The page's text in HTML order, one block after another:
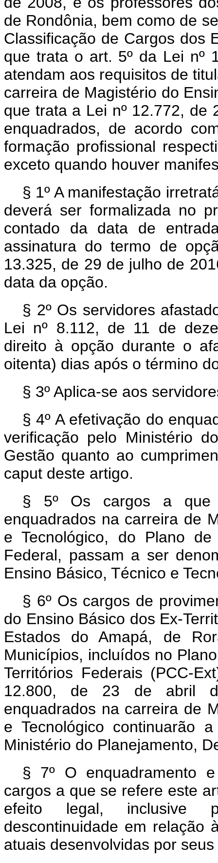
de Rondônia, bem como de
Classificação de Cargos dos
que trata o art. 5º da Lei nº
atendam aos requisitos de
carreira de Magistério do
que trata a Lei nº 12.772, de
enquadrados, de acordo
formação profissional
exceto quando houver
§ 1º A manifestação
deverá ser formalizada no
contado da data de
assinatura do termo de
13.325, de 29 de julho de
data da opção.
§ 2º Os servidores
Lei nº 8.112, de 11 de
direito à opção durante o
oitenta) dias após o término
§ 3º Aplica-se aos
§ 4º A efetivação do
verificação pelo Ministério
Gestão quanto ao
caput deste artigo.
§ 5º Os cargos a
enquadrados na carreira de
e Tecnológico, do Plano
Federal, passam a ser
Ensino Básico, Técnico e
§ 6º Os cargos de
do Ensino Básico dos Ex-
Estados do Amapá, de
Municípios, incluídos no
Territórios Federais (PCC-
12.800, de 23 de abril
enquadrados na carreira de
e Tecnológico continuarão
Ministério do Planejamento,
§ 7º O enquadramento
cargos a que se refere este
efeito legal, inclusive
descontinuidade em relação
atuais desenvolvidas por